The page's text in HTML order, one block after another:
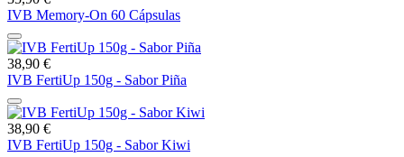
IVB Memory-On 60 Cápsulas
38,90 €
IVB FertiUp 150g - Sabor Piña
38,90 €
IVB FertiUp 150g - Sabor Kiwi